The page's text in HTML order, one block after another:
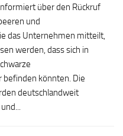
über den Rückruf
und
das Unternehmen mitteilt,
werden, dass sich in
könnten. Die
deutschlandweit